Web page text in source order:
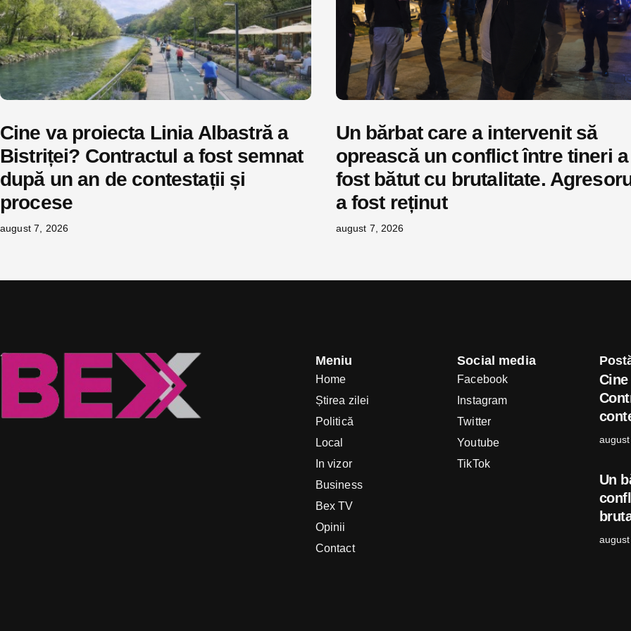
Cine va proiecta Linia Albastră a
Bistriței? Contractul a fost semnat
după un an de contestații și
procese
august 7, 2026
Un bărbat care a intervenit să
oprească un conflict între tineri a
fost bătut cu brutalitate.
a fost reținut
august 7, 2026
Meniu
Home
Știrea zilei
Politică
Local
In vizor
Business
Bex TV
Opinii
Contact
Social media
Facebook
Instagram
Twitter
Youtube
TikTok
Un